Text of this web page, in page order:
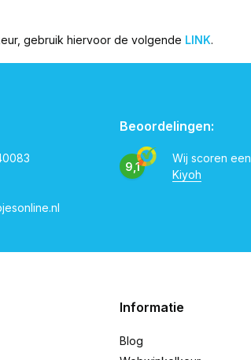
gebruik hiervoor de volgende LINK.
Beoordelingen:
9,1
Wij scoren een
Kiyoh
Informatie
Blog